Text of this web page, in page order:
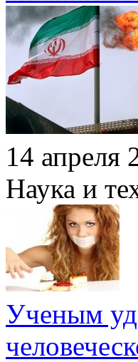
14 апреля
Наука и
Ученым